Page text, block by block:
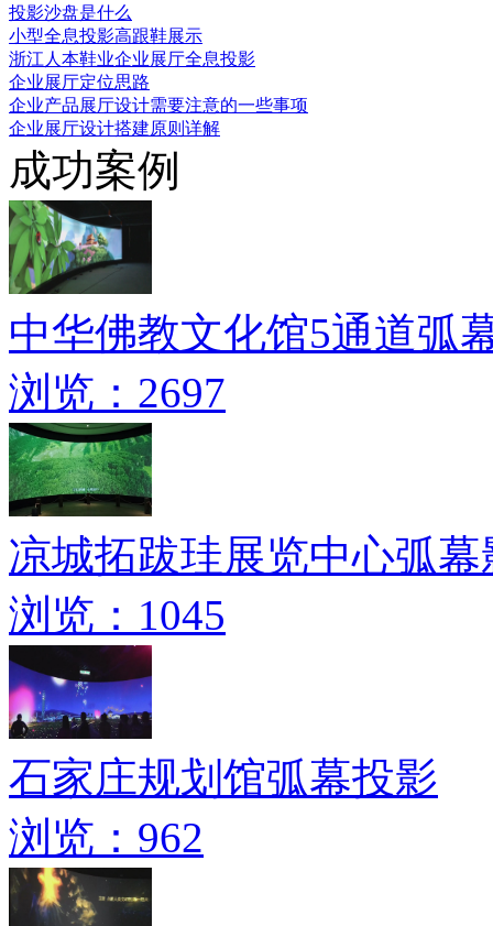
投影沙盘是什么
小型全息投影高跟鞋展示
浙江人本鞋业企业展厅全息投影
企业展厅定位思路
企业产品展厅设计需要注意的一些事项
企业展厅设计搭建原则详解
成功案例
中华佛教文化馆5通道弧
浏览：2697
凉城拓跋珪展览中心弧幕
浏览：1045
石家庄规划馆弧幕投影
浏览：962